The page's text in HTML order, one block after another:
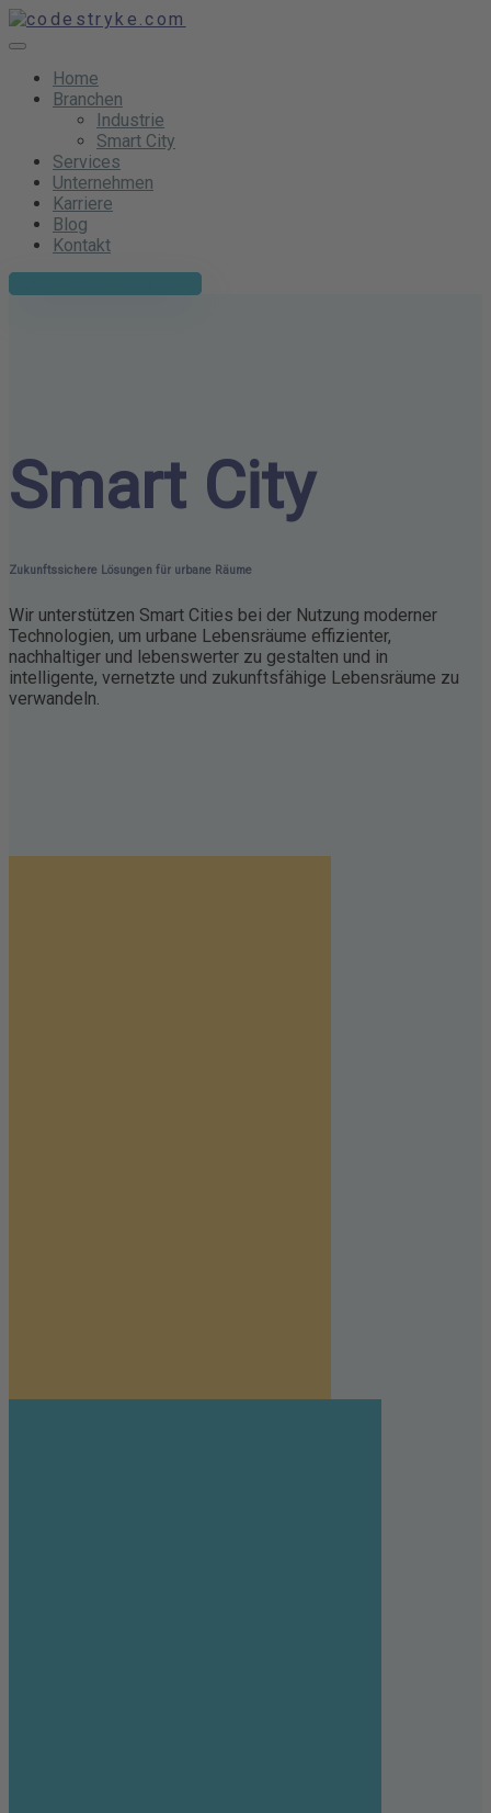
Home
Branchen
Industrie
Smart City
Services
Unternehmen
Karriere
Blog
Kontakt
Smart City
Zukunftssichere Lösungen für urbane Räume
Wir unterstützen Smart Cities bei der Nutzung moderner
Technologien, um urbane Lebensräume effizienter,
nachhaltiger und lebenswerter zu gestalten und in
intelligente, vernetzte und zukunftsfähige Lebensräume zu
verwandeln.